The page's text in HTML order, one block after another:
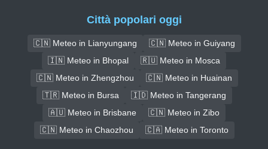
Città popolari oggi
🇨🇳 Meteo in Lianyungang
🇨🇳 Meteo in Guiyang
🇮🇳 Meteo in Bhopal
🇷🇺 Meteo in Mosca
🇨🇳 Meteo in Zhengzhou
🇨🇳 Meteo in Huainan
🇹🇷 Meteo in Bursa
🇮🇩 Meteo in Tangerang
🇦🇺 Meteo in Brisbane
🇨🇳 Meteo in Zibo
🇨🇳 Meteo in Chaozhou
🇨🇦 Meteo in Toronto